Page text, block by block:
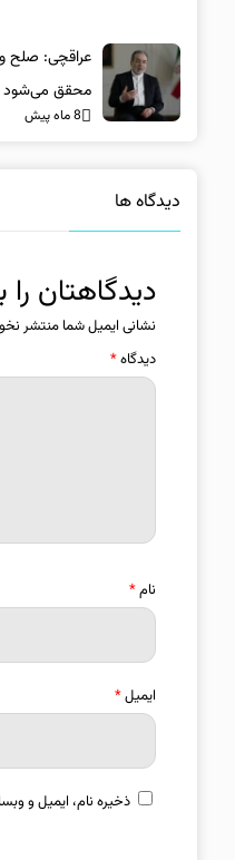
عراقچی: صلح و
محقق می‌شود
8 ماه پیش
دیدگاه ها
دیدگاهتان را
نشانی ایمیل شما منتشر
دیدگاه*
نام*
ایمیل*
ذخیره نام، ایمیل و